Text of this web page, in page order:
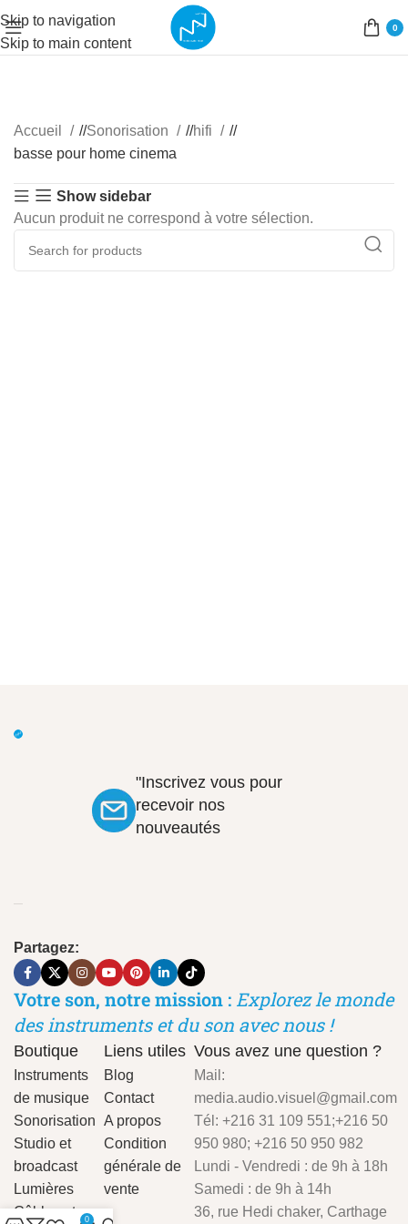
Skip to navigation
Skip to main content
0
Accueil / Sonorisation / hifi
/
basse pour home cinema
Show sidebar
Aucun produit ne correspond à votre sélection.
"Inscrivez vous pour
recevoir nos
nouveautés
Partagez:
Votre son, notre mission : Explorez le monde
des instruments et du son avec nous !
Boutique
Instruments
de musique
Sonorisation
Studio et
broadcast
Lumières
Câbles et
Liens utiles
Blog
Contact
A propos
Condition
générale de
vente
Vous avez une question ?
Mail:
media.audio.visuel@gmail.com
Tél: +216 31 109 551;+216 50
950 980; +216 50 950 982
Lundi - Vendredi : de 9h à 18h
Samedi : de 9h à 14h
36, rue Hedi chaker, Carthage
0